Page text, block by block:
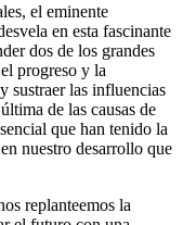
el eminente
en esta fascinante
dos de los grandes
progreso y la
sustraer las influencias
de las causas de
que han tenido la
nuestro desarrollo que
replanteemos la